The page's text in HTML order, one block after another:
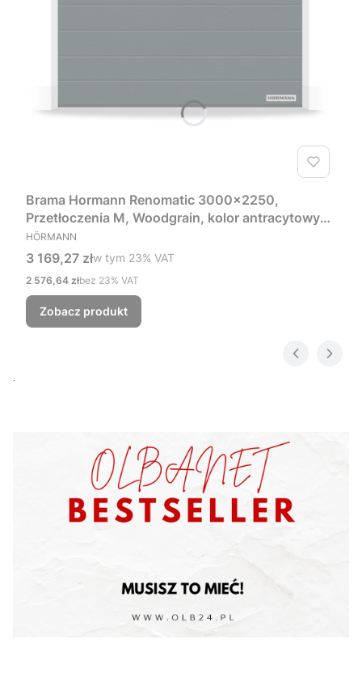
Brama Hormann Renomatic 3000x2250,
Przetłoczenia M, Woodgrain, kolor antracytowy
RAL 7016 + Prowadzenie Z
PRODUCENT
HÖRMANN
Cena brutto
3 169,27 złw tym %s VAT
w tym 23% VAT
Cena netto
2 576,64 złbez 23% VAT
Zobacz produkt